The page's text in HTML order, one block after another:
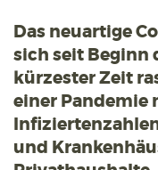
Das neuartige
sich seit Beginn
kürzester Zeit
einer Pandemie
und